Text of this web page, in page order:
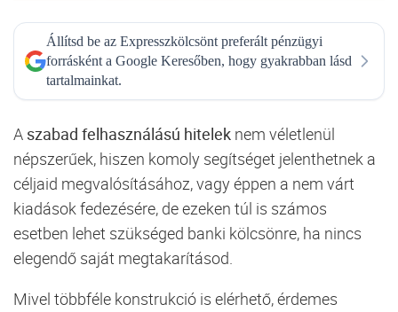
Állítsd be az Expresszkölcsönt preferált pénzügyi
forrásként a Google Keresőben, hogy gyakrabban lásd
tartalmainkat.
A szabad felhasználású hitelek nem véletlenül
népszerűek, hiszen komoly segítséget jelenthetnek a
céljaid megvalósításához, vagy éppen a nem várt
kiadások fedezésére, de ezeken túl is számos
esetben lehet szükséged banki kölcsönre, ha nincs
elegendő saját megtakarításod.
Mivel többféle konstrukció is elérhető, érdemes